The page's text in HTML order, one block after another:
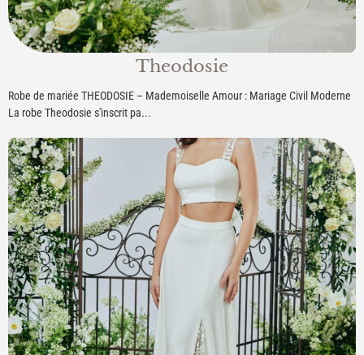
Theodosie
Robe de mariée THEODOSIE – Mademoiselle Amour : Mariage Civil Moderne
La robe Theodosie s'inscrit pa...